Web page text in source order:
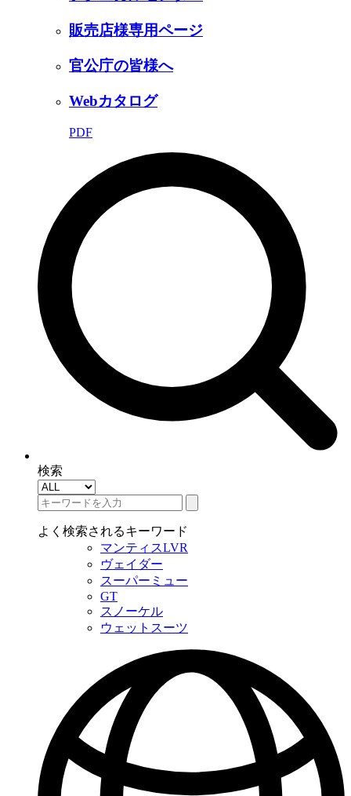
販売店様専用ページ
官公庁の皆様へ
Webカタログ
PDF
検索
よく検索されるキーワード
マンティスLVR
ヴェイダー
スーパーミュー
GT
スノーケル
ウェットスーツ